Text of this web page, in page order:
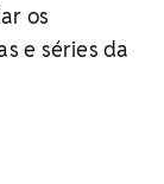
os
e séries da